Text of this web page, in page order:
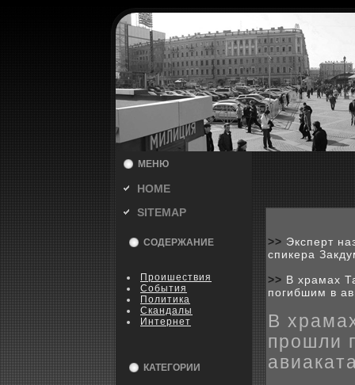
МЕНЮ
HOME
SITEMAP
СОДЕРЖАНИЕ
Пpoишествия
События
Политика
Скандалы
Интернет
КАТЕГОРИИ
>> Эксперт
спикера
>> В храмах
погибшим в
В
прошли